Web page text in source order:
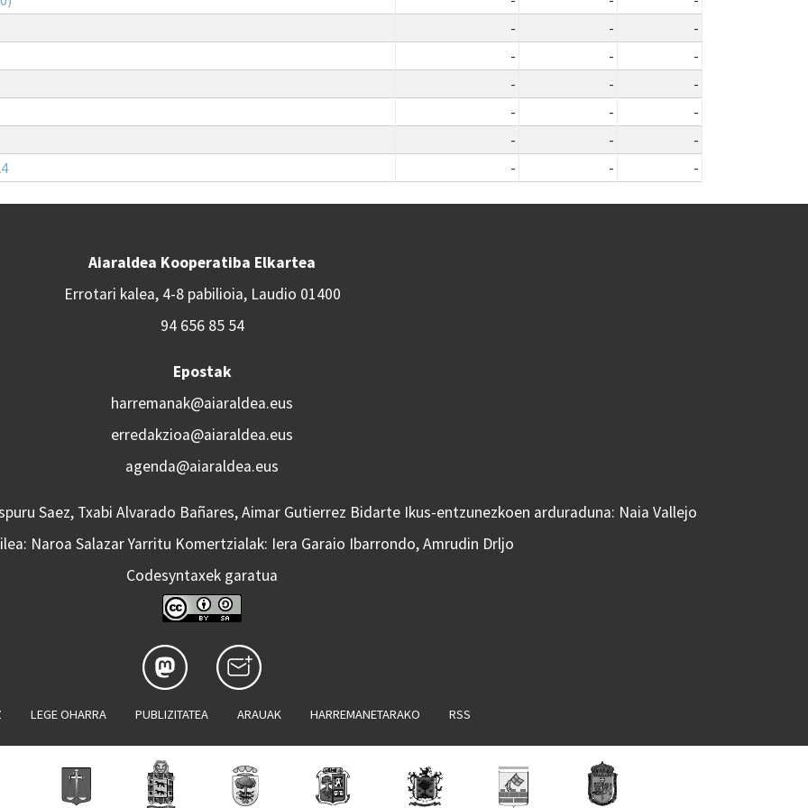
-
-
-
-
-
-
-
-
-
-
-
-
-
-
-
- - -
Aiaraldea Kooperatiba Elkartea
Errotari kalea, 4-8 pabilioia, Laudio 01400
94 656 85 54
Epostak
harremanak@aiaraldea.eus
erredakzioa@aiaraldea.eus
agenda@aiaraldea.eus
Saez, Txabi Alvarado Bañares, Aimar Gutierrez Bidarte Ikus-entzunezkoen arduraduna: Naia Vallejo
Naroa Salazar Yarritu Komertzialak: Iera Garaio Ibarrondo, Amrudin Drljo
Codesyntaxek garatua
LEGE OHARRA PUBLIZITATEA ARAUAK HARREMANETARAKO RSS